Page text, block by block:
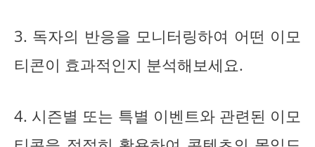
3. 독자의 반응을 모니터링하여 어떤 이모
티콘이 효과적인지 분석해보세요.
4. 시즌별 또는 특별 이벤트와 관련된 이모